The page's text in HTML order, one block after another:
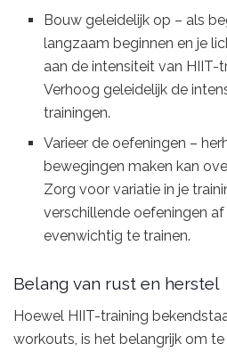
Bouw geleidelijk op – als
langzaam beginnen en je
aan de intensiteit van HIIT-
Verhoog geleidelijk de
trainingen.
Varieer de oefeningen –
bewegingen maken kan
Zorg voor variatie in je
verschillende oefeningen
evenwichtig te trainen.
Belang van rust en herstel
Hoewel HIIT-training
workouts, is het belangrijk om